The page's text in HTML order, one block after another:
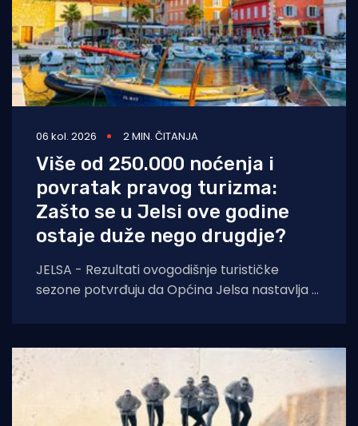
06 kol. 2026 2 MIN. ČITANJA
Više od 250.000 noćenja i
povratak pravog turizma:
Zašto se u Jelsi ove godine
ostaje duže nego drugdje?
JELSA - Rezultati ovogodišnje turističke
sezone potvrđuju da Općina Jelsa nastavlja u